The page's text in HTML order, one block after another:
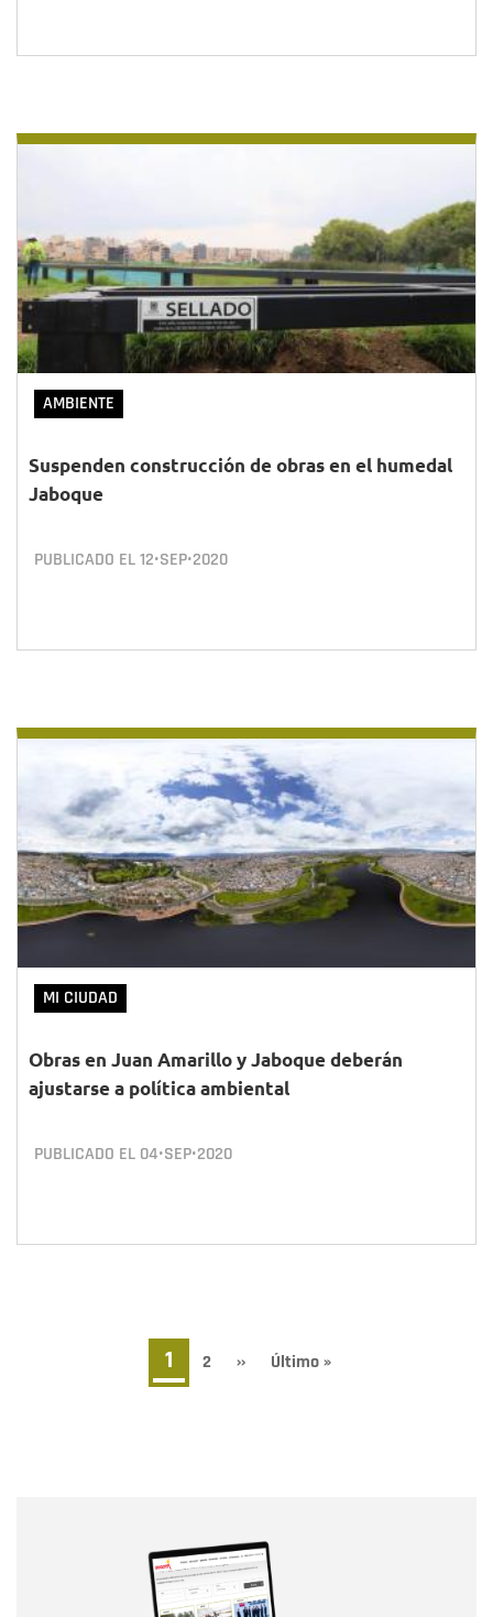
AMBIENTE
Suspenden construcción de obras en el humedal
Jaboque
PUBLICADO EL12•SEP•2020
MI CIUDAD
Obras en Juan Amarillo y Jaboque deberán
ajustarse a política ambiental
PUBLICADO EL 04•SEP•2020
Página
actual
1 Page
2
Siguiente
››
Última
Último »
Correo electrónico